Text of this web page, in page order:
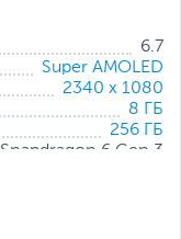
6.7
Super AMOLED
2340 x 1080
8 ГБ
256 ГБ
Snapdragon 6 Gen 3